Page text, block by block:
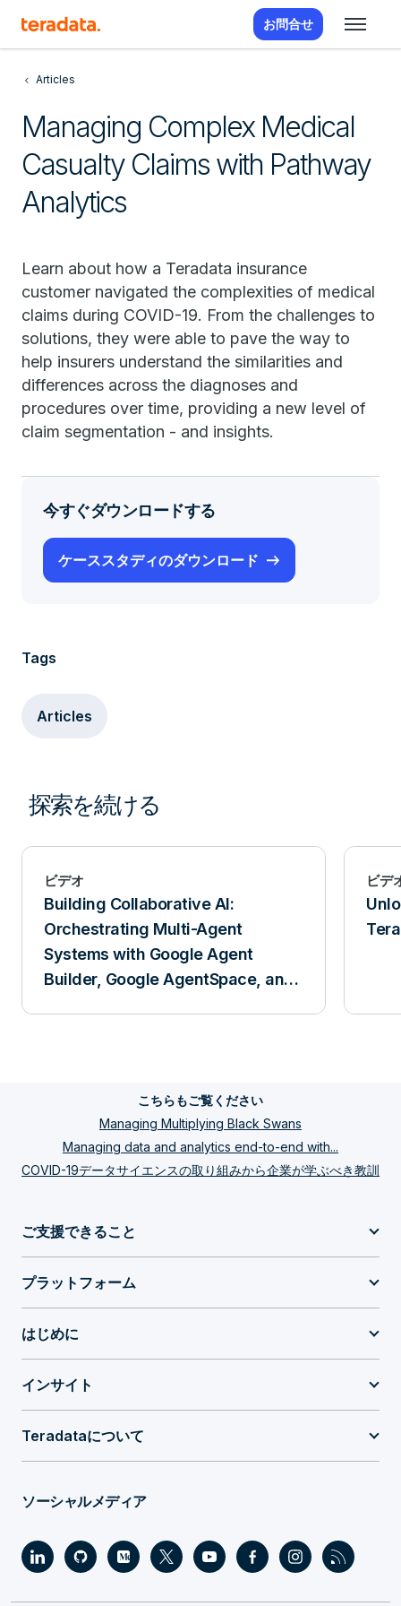
お問合せ
Articles
Managing Complex Medical
Casualty Claims with Pathway
Analytics
Learn about how a Teradata insurance
customer navigated the complexities of medical
claims during COVID-19. From the challenges to
solutions, they were able to pave the way to
help insurers understand the similarities and
differences across the diagnoses and
procedures over time, providing a new level of
claim segmentation - and insights.
今すぐダウンロードする
ケーススタディのダウンロード
Tags
Articles
探索を続ける
ビデオ
Building Collaborative AI:
Orchestrating Multi-Agent
Systems with Google Agent
Builder, Google AgentSpace, and
ビデ
こちらもご覧ください
Managing Multiplying Black Swans
Managing data and analytics end-to-end with...
COVID-19データサイエンスの取り組みから企業が学ぶべき教訓
ご支援できること
プラットフォーム
はじめに
インサイト
Teradataについて
ソーシャルメディア